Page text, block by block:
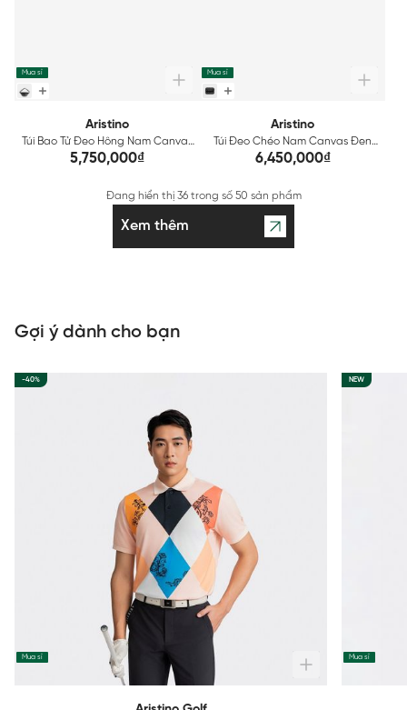
Mua sỉ
Aristino
Túi Bao Tử Đeo Hông Nam Canvas
Đen Aristino AWB0010S2
5,750,000₫
Mua sỉ
Aristino
Túi Đeo Chéo Nam Canvas Đen
Aristino ACB0010S2
6,450,000₫
Đang hiển thị 36trong số 50 sản phẩm
Xem thêm
Gợi ý dành cho bạn
-40%
Mua sỉ
NEW
Mua sỉ